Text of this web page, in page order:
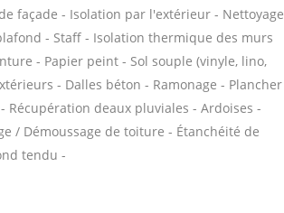
façade - Isolation par l'extérieur - Nettoyage
- Staff - Isolation thermique des murs
- Papier peint - Sol souple (vinyle, lino,
- Dalles béton - Ramonage - Plancher
deaux pluviales - Ardoises -
/ Démoussage de toiture - Étanchéité de
tendu -